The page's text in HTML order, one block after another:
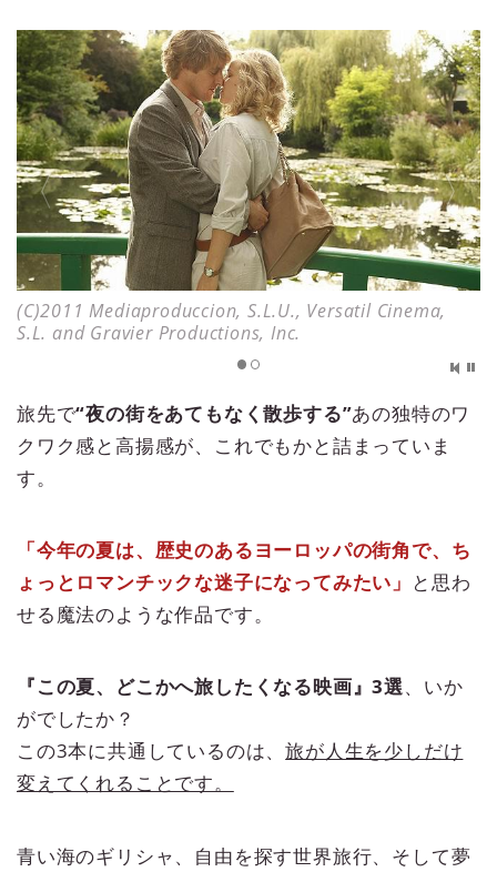
(C)2011 Mediaproduccion, S.L.U., Versatil Cinema,
S.L. and Gravier Productions, Inc.
旅先で“夜の街をあてもなく散歩する”あの独特のワ
クワク感と高揚感が、これでもかと詰まっていま
す。
「今年の夏は、歴史のあるヨーロッパの街角で、ち
ょっとロマンチックな迷子になってみたい」 と思わ
せる魔法のような作品です。
『この夏、どこかへ旅したくなる映画』3選、いか
がでしたか？
この3本に共通しているのは、旅が人生を少しだけ
変えてくれることです。
青い海のギリシャ、自由を探す世界旅行、そして夢